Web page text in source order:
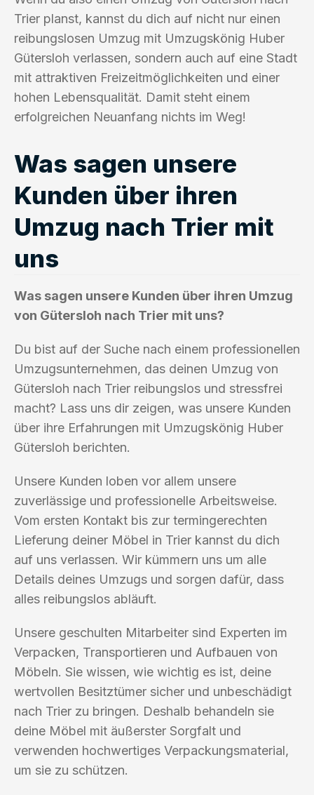
Trier planst, kannst du dich auf nicht nur einen
reibungslosen Umzug mit Umzugskönig Huber
Gütersloh verlassen, sondern auch auf eine Stadt
mit attraktiven Freizeitmöglichkeiten und einer
hohen Lebensqualität. Damit steht einem
erfolgreichen Neuanfang nichts im Weg!
Was sagen unsere
Kunden über ihren
Umzug nach Trier mit
uns
Was sagen unsere Kunden über ihren Umzug
von Gütersloh nach Trier mit uns?
Du bist auf der Suche nach einem professionellen
Umzugsunternehmen, das deinen Umzug von
Gütersloh nach Trier reibungslos und stressfrei
macht? Lass uns dir zeigen, was unsere Kunden
über ihre Erfahrungen mit Umzugskönig Huber
Gütersloh berichten.
Unsere Kunden loben vor allem unsere
zuverlässige und professionelle Arbeitsweise.
Vom ersten Kontakt bis zur termingerechten
Lieferung deiner Möbel in Trier kannst du dich
auf uns verlassen. Wir kümmern uns um alle
Details deines Umzugs und sorgen dafür, dass
alles reibungslos abläuft.
Unsere geschulten Mitarbeiter sind Experten im
Verpacken, Transportieren und Aufbauen von
Möbeln. Sie wissen, wie wichtig es ist, deine
wertvollen Besitztümer sicher und unbeschädigt
nach Trier zu bringen. Deshalb behandeln sie
deine Möbel mit äußerster Sorgfalt und
verwenden hochwertiges Verpackungsmaterial,
um sie zu schützen.